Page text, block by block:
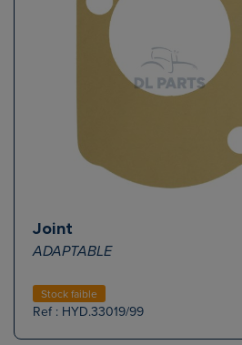
Joint
ADAPTABLE
Stock faible
Ref : HYD.33019/99